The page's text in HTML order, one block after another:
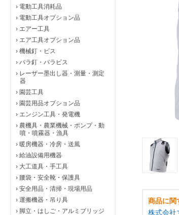
› 電動工具消耗品
› 電動工具オプション品
› エアー工具
› エア工具オプション品
› 機械釘・ビス
› バラ釘・バラビス
› レーザー墨出し器・測量・測定
器
› 園芸工具
› 園芸用品オプション品
› エンジン工具・発電機
› 農機具・農業機械・ポンプ・動
噴・噴霧器・漁具
› 暖房機器・冷房・送風
› 給油設備用機器
› 大工道具・手工具
› 腰袋・安全靴・保護具
› 安全用品・清掃・現場用品
› 運搬機器・吊り具
› 脚立・はしご・アルミブリッジ
商品に関
株式会社